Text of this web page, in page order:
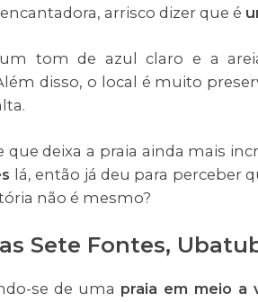
arrisco dizer que é
tom de azul claro e a
disso, o local é muito
deixa a praia ainda mais
lá, então já deu para perceber
não é mesmo?
Sete Fontes,
se de uma praia em meio a